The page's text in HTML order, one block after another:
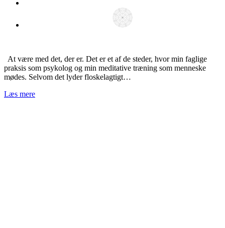
At være med det, der er. Det er et af de steder, hvor min faglige
praksis som psykolog og min meditative træning som menneske
mødes. Selvom det lyder floskelagtigt…
Læs mere